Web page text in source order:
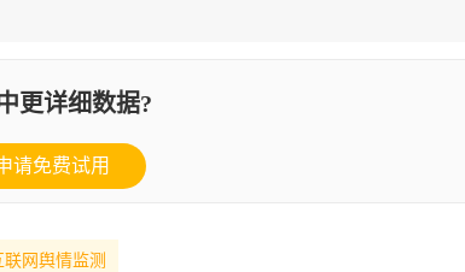
更详细数据?
请免费试用
联网舆情监测